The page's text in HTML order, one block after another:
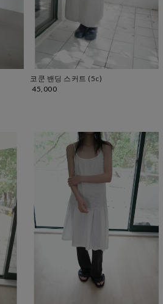
코쿤 밴딩 스커트 (5c)
45,000